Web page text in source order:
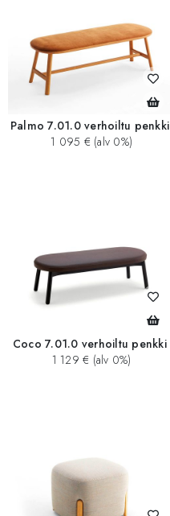
Palmo 7.01.0 verhoiltu penkki
1 095 € (alv 0%)
Coco 7.01.0 verhoiltu penkki
1 129 € (alv 0%)